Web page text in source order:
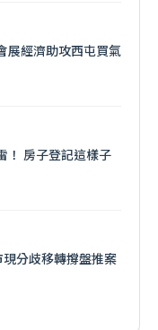
展經濟助攻西屯買氣
！ 房子登記這樣子
分歧移轉撐盤推案